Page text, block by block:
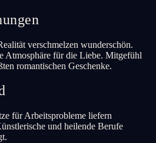
verschmelzen wunderschön.
Atmosphäre für die Liebe. Mitgefühl
romantischen Geschenke.
für Arbeitsprobleme liefern
und heilende Berufe